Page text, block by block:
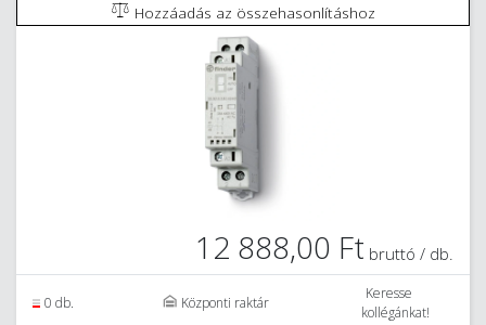
Hozzáadás az összehasonlításhoz
12 888,00 Ft bruttó / db.
0 db. Központi raktár
Keresse
kollégánkat!